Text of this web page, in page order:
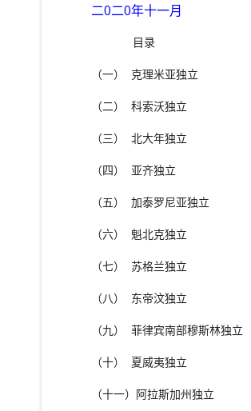
二0二0年十一月
目录
（一） 克理米亚独立
（二） 科索沃独立
（三） 北大年独立
（四） 亚齐独立
（五） 加泰罗尼亚独立
（六） 魁北克独立
（七） 苏格兰独立
（八） 东帝汶独立
（九） 菲律宾南部穆斯林独立
（十） 夏威夷独立
（十一）阿拉斯加州独立